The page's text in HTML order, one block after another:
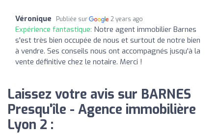
Véronique Publiée sur 2 years ago
Expérience fantastique: Notre agent immobilier Barnes
s'est très bien occupée de nous et surtout de notre bien
à vendre. Ses conseils nous ont accompagnés jusqu'à la
vente définitive chez le notaire. Merci !
Laissez votre avis sur BARNES
Presqu'île - Agence immobilière
Lyon 2 :